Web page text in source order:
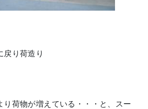
戻り荷造り
り荷物が増えている・・・と、スー